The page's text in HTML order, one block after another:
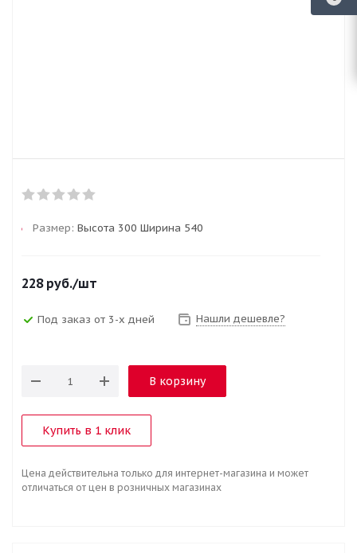
Размер: Высота 300 Ширина 540
228руб./шт
Под заказ от 3-х дней Нашли дешевле?
В корзину
Купить в 1 клик
Цена действительна только для интернет-магазина и может
отличаться от цен в розничных магазинах